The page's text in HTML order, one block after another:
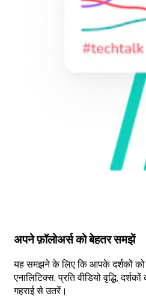
अपने फ़ॉलोअर्स को बेहतर समझें
यह समझने के लिए कि आपके दर्शकों को
एनालिटिक्स, प्रति वीडियो वृद्धि,
गहराई से उतरें।